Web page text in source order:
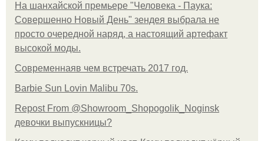
На шанхайской премьере "Человека - Паука:
Совершенно Новый День" зендея выбрала не
просто очередной наряд, а настоящий артефакт
высокой моды.
Современнаяв чем встречать 2017 год.
Barbie Sun Lovin Malibu 70s.
Repost From @Showroom_Shopogolik_Noginsk
девочки выпускницы?